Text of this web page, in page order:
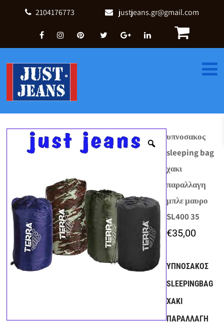
2104176773 justjeans.gr@gmail.com
υπνοσακος
sleeping bag
χακι
παραλλαγη
μπλε μαυρο
SL400 35
€35,00
ΥΠΝΟΣΑΚΟΣ
SLEEPINGBAG
ΧΑΚΙ
ΠΑΡΑΛΛΑΓΗ